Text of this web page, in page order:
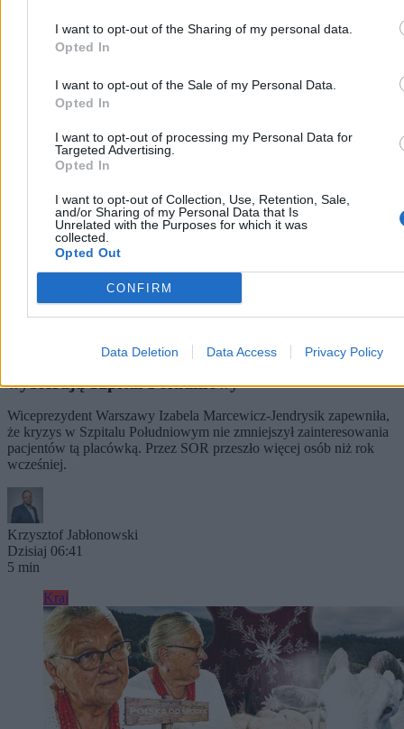
I want to opt-out of the Sharing of my personal data.
Opted In
I want to opt-out of the Sale of my Personal Data.
Opted In
I want to opt-out of processing my Personal Data for
Targeted Advertising.
Opted In
I want to opt-out of Collection, Use, Retention, Sale,
and/or Sharing of my Personal Data that Is
Unrelated with the Purposes for which it was
collected.
Opted Out
CONFIRM
Data Deletion Data Access Privacy Policy
Wiceprezydent Warszawy: Pacjenci wciąż
wybierają Szpital Południowy
Wiceprezydent Warszawy Izabela Marcewicz-Jendrysik zapewniła,
że kryzys w Szpitalu Południowym nie zmniejszył zainteresowania
pacjentów tą placówką. Przez SOR przeszło więcej osób niż rok
wcześniej.
Krzysztof Jabłonowski
Dzisiaj 06:41
5 min
Kraj